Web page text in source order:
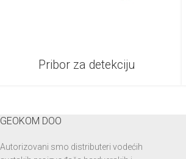
Pribor za detekciju
GEOKOM DOO
Autorizovani smo distributeri vodećih